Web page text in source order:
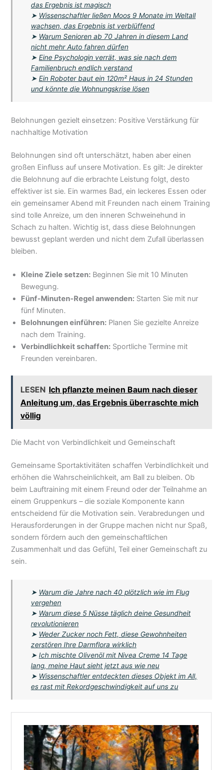
das Ergebnis ist magisch
➤ Wissenschaftler ließen Moos 9 Monate im Weltall
wachsen, das Ergebnis ist verblüffend
➤ Warum Senioren ab 70 Jahren in diesem Land
nicht mehr Auto fahren dürfen
➤Eine Psychologin verrät, was sie nach dem
Familienbruch endlich verstand
➤Ein Roboter baut ein 120m² Haus in 24 Stunden
und könnte die Wohnungskrise lösen
Belohnungen gezielt einsetzen: Positive Verstärkung für
nachhaltige Motivation
Belohnungen sind oft unterschätzt, haben aber einen
großen Einfluss auf unsere Motivation. Es gilt: Je direkter
die Belohnung auf die erbrachte Leistung folgt, desto
effektiver ist sie. Ein warmes Bad, ein leckeres Essen oder
ein gemeinsamer Abend mit Freunden nach einem Training
sind tolle Anreize, um den inneren Schweinehund in
Schach zu halten. Wichtig ist, dass diese Belohnungen
bewusst geplant werden und nicht dem Zufall überlassen
bleiben.
Kleine Ziele setzen: Beginnen Sie mit 10 Minuten
Bewegung.
Fünf-Minuten-Regel anwenden: Starten Sie mit nur
fünf Minuten.
Belohnungen einführen: Planen Sie gezielte Anreize
nach dem Training.
Verbindlichkeit schaffen: Sportliche Termine mit
Freunden vereinbaren.
LESEN Ich pflanzte meinen Baum nach dieser
Anleitung um, das Ergebnis überraschte mich
völlig
Die Macht von Verbindlichkeit und Gemeinschaft
Gemeinsame Sportaktivitäten schaffen Verbindlichkeit und
erhöhen die Wahrscheinlichkeit, am Ball zu bleiben. Ob
beim Lauftraining mit einem Freund oder der Teilnahme an
einem Gruppenkurs – die soziale Komponente kann
entscheidend für die Motivation sein. Verabredungen und
Herausforderungen in der Gruppe machen nicht nur Spaß,
sondern fördern auch den gemeinschaftlichen
Zusammenhalt und das Gefühl, Teil einer Gemeinschaft zu
sein.
➤ Warum die Jahre nach 40 plötzlich wie im Flug
vergehen
➤ Warum diese 5 Nüsse täglich deine Gesundheit
revolutionieren
➤ Weder Zucker noch Fett, diese Gewohnheiten
zerstören Ihre Darmflora wirklich
➤Ich mischte Olivenöl mit Nivea Creme 14 Tage
lang, meine Haut sieht jetzt aus wie neu
➤ Wissenschaftler entdeckten dieses Objekt im All,
es rast mit Rekordgeschwindigkeit auf uns zu